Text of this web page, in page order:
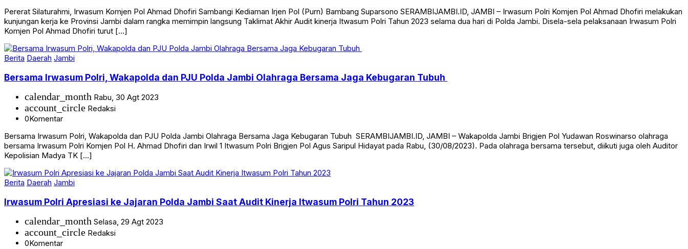
Pererat Silaturahmi, Irwasum Komjen Pol Ahmad Dhofiri Sambangi Kediaman Irjen Pol (Purn) Bambang Suparsono SERAMBIJAMBI.ID, JAMBI – Irwasum Polri Komjen Pol Ahmad Dhofiri melakukan
kunjungan kerja ke Provinsi Jambi dalam rangka memimpin langsung Taklimat Akhir Audit kinerja Itwasum Polri Tahun 2023 selama dua hari di Polda Jambi. Disela-sela pelaksanaan Irwasum Polri
Komjen Pol Ahmad Dhofiri turut […]
Berita Daerah Jambi
Bersama Irwasum Polri, Wakapolda dan PJU Polda Jambi Olahraga Bersama Jaga Kebugaran Tubuh
calendar_month Rabu, 30 Agt 2023
account_circle Redaksi
0Komentar
Bersama Irwasum Polri, Wakapolda dan PJU Polda Jambi Olahraga Bersama Jaga Kebugaran Tubuh SERAMBIJAMBI.ID, JAMBI – Wakapolda Jambi Brigjen Pol Yudawan Roswinarso olahraga
bersama Irwasum Polri Komjen Pol H. Ahmad Dhofiri dan Irwil 1 Itwasum Polri Brigjen Pol Agus Saripul Hidayat pada Rabu, (30/08/2023). Pada olahraga bersama tersebut, diikuti juga oleh Auditor
Kepolisian Madya TK […]
Berita Daerah Jambi
Irwasum Polri Apresiasi ke Jajaran Polda Jambi Saat Audit Kinerja Itwasum Polri Tahun 2023
calendar_month Selasa, 29 Agt 2023
account_circle Redaksi
0Komentar